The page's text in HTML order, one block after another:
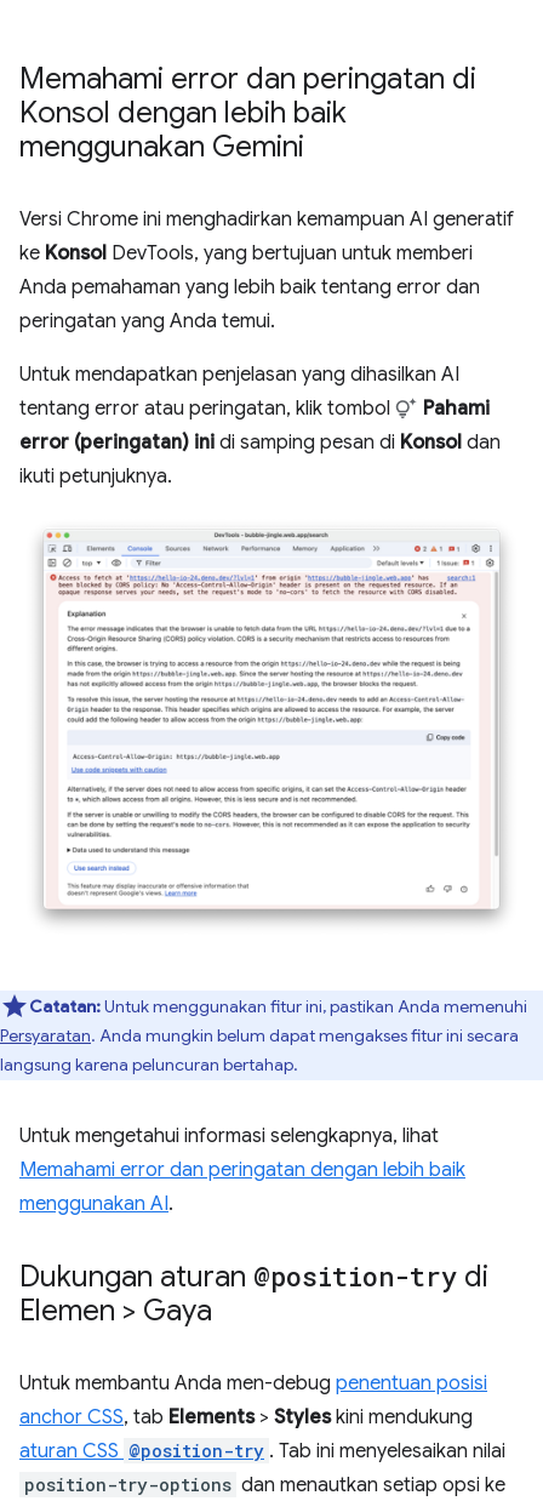
Memahami error dan peringatan di
Konsol dengan lebih baik
menggunakan Gemini
Versi Chrome ini menghadirkan kemampuan AI generatif
ke Konsol DevTools, yang bertujuan untuk memberi
Anda pemahaman yang lebih baik tentang error dan
peringatan yang Anda temui.
Untuk mendapatkan penjelasan yang dihasilkan AI
tentang error atau peringatan, klik tombol
Pahami
error (peringatan) ini di samping pesan di Konsol dan
ikuti petunjuknya.
Catatan:Untuk menggunakan fitur ini, pastikan Anda memenuhi
Persyaratan. Anda mungkin belum dapat mengakses fitur ini secara
langsung karena peluncuran bertahap.
Untuk mengetahui informasi selengkapnya, lihat
Memahami error dan peringatan dengan lebih baik
menggunakan AI.
Dukungan aturan @position-try di
Elemen > Gaya
Untuk membantu Anda men-debug penentuan posisi
anchor CSS, tab Elements> Styleskini mendukung
aturan CSS @position-try . Tab ini menyelesaikan nilai
position-try-options dan menautkan setiap opsi ke